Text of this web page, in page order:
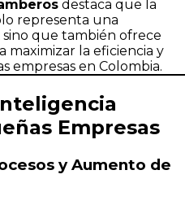
destaca que la
representa una
que también ofrece
maximizar la eficiencia y
empresas en Colombia.
Empresas
y Aumento de